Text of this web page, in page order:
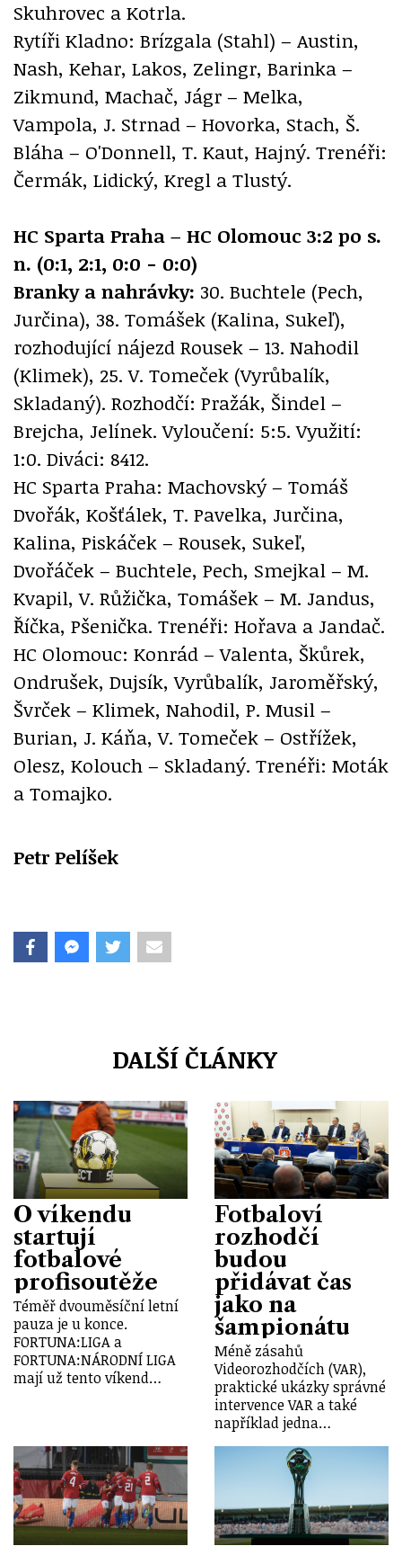
Skuhrovec a Kotrla.
Rytíři Kladno: Brízgala (Stahl) – Austin,
Nash, Kehar, Lakos, Zelingr, Barinka –
Zikmund, Machač, Jágr – Melka,
Vampola, J. Strnad – Hovorka, Stach, Š.
Bláha – O'Donnell, T. Kaut, Hajný. Trenéři:
Čermák, Lidický, Kregl a Tlustý.
HC Sparta Praha – HC Olomouc 3:2 po s.
n. (0:1, 2:1, 0:0 - 0:0)
Branky a nahrávky: 30. Buchtele (Pech,
Jurčina), 38. Tomášek (Kalina, Sukeľ),
rozhodující nájezd Rousek – 13. Nahodil
(Klimek), 25. V. Tomeček (Vyrůbalík,
Skladaný). Rozhodčí: Pražák, Šindel –
Brejcha, Jelínek. Vyloučení: 5:5. Využití:
1:0. Diváci: 8412.
HC Sparta Praha: Machovský – Tomáš
Dvořák, Košťálek, T. Pavelka, Jurčina,
Kalina, Piskáček – Rousek, Sukeľ,
Dvořáček – Buchtele, Pech, Smejkal – M.
Kvapil, V. Růžička, Tomášek – M. Jandus,
Říčka, Pšenička. Trenéři: Hořava a Jandač.
HC Olomouc: Konrád – Valenta, Škůrek,
Ondrušek, Dujsík, Vyrůbalík, Jaroměřský,
Švrček – Klimek, Nahodil, P. Musil –
Burian, J. Káňa, V. Tomeček – Ostřížek,
Olesz, Kolouch – Skladaný. Trenéři: Moták
a Tomajko.
Petr Pelíšek
DALŠÍ ČLÁNKY
O víkendu
startují
fotbalové
profisoutěže
Téměř dvouměsíční letní
pauza je u konce.
FORTUNA:LIGA a
FORTUNA:NÁRODNÍ LIGA
mají už tento víkend…
Fotbaloví
rozhodčí
budou
přidávat čas
jako na
šampionátu
Méně zásahů
Videorozhodčích (VAR),
praktické ukázky správné
intervence VAR a také
například jedna…